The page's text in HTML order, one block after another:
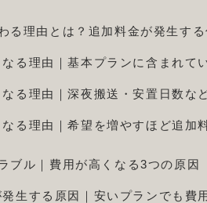
る理由とは？追加料金が発生する
る理由｜基本プランに含まれて
る理由｜深夜搬送・安置日数な
る理由｜希望を増やすほど追加
ブル｜費用が高くなる3つの原因
生する原因｜安いプランでも費